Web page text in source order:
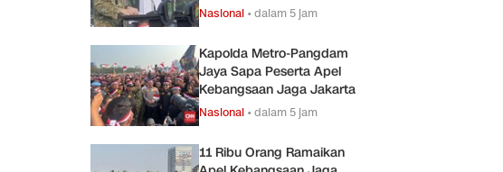
Nasional •dalam 5 jam
Kapolda Metro-Pangdam
Jaya Sapa Peserta Apel
Kebangsaan Jaga Jakarta
Nasional •dalam 5 jam
11 Ribu Orang Ramaikan